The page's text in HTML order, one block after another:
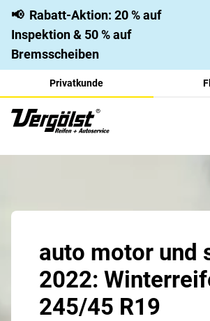
📢 Rabatt-Aktion: 20 % auf
Inspektion & 50 % auf
Bremsscheiben
Privatkunde
auto motor und
2022:
245/45 R19